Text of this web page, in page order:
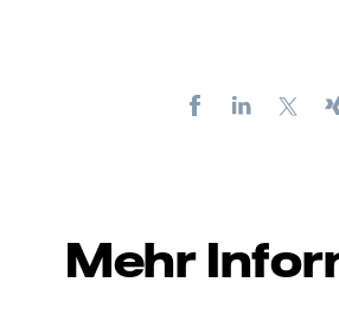
Facebook
Mehr